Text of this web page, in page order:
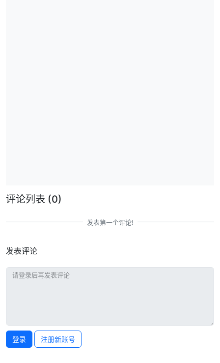
评论列表 (0)
发表第一个评论!
发表评论
登录 注册新账号